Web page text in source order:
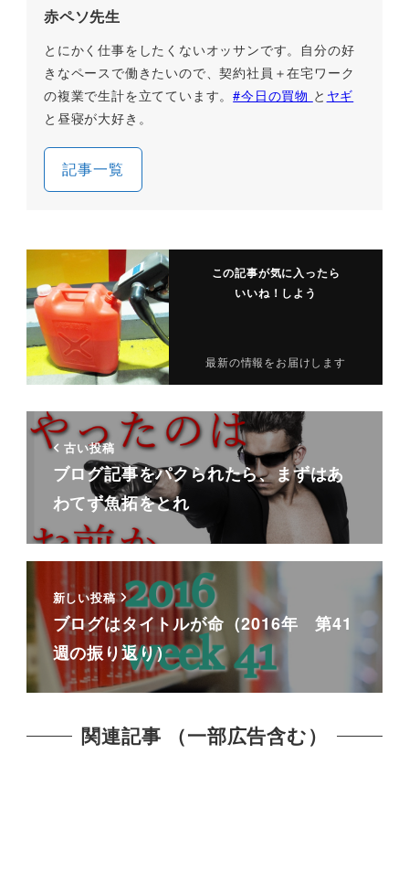
赤ペソ先生
とにかく仕事をしたくないオッサンです。自分の好
きなペースで働きたいので、契約社員＋在宅ワーク
の複業で生計を立てています。#今日の買物 と ヤギ
と昼寝が大好き。
記事一覧
この記事が気に入ったら
いいね！しよう
最新の情報をお届けします
古い投稿
ブログ記事をパクられたら、まずはあ
わてず魚拓をとれ
新しい投稿
ブログはタイトルが命（2016年 第41
週の振り返り）
関連記事 （一部広告含む）